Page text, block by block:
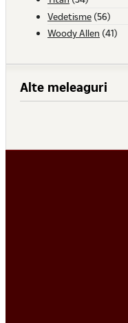
Vedetisme (56)
Woody Allen (41)
Alte meleaguri